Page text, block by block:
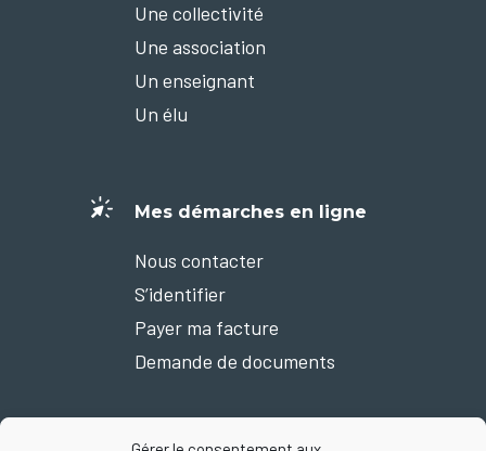
Une collectivité
Une association
Un enseignant
Un élu
Mes démarches en ligne
Nous contacter
S’identifier
Payer ma facture
Demande de documents